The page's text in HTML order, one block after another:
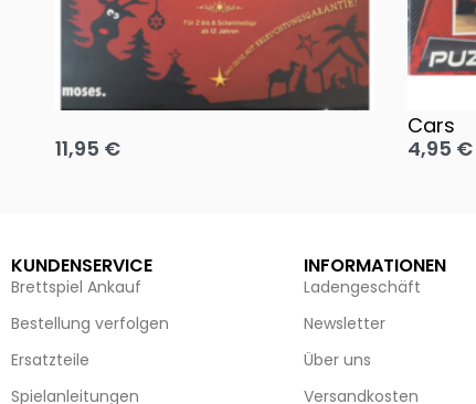
Oh, heilige Nacht!
11,95 €
Cars
4,95 €
KUNDENSERVICE
Brettspiel Ankauf
Bestellung verfolgen
Ersatzteile
Spielanleitungen
INFORMATIONEN
Ladengeschäft
Newsletter
Über uns
Versandkosten